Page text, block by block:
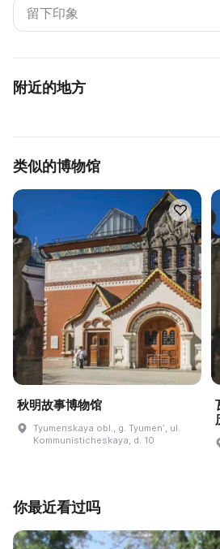
附近的地方
类似的博物馆
秋明故事博物馆
Tyumenskaya obl., g. Tyumenʹ, ul.
Kommunisticheskaya, d. 10
你最近看过吗